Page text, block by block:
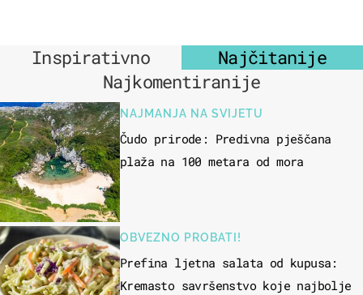
Inspirativno
Najčitanije
Najkomentiranije
NAJMANJA NA SVIJETU
Čudo prirode: Predivna pješčana
plaža na 100 metara od mora
OBVEZNO PROBATI!
Prefina ljetna salata od kupusa:
Kremasto savršenstvo koje najbolje